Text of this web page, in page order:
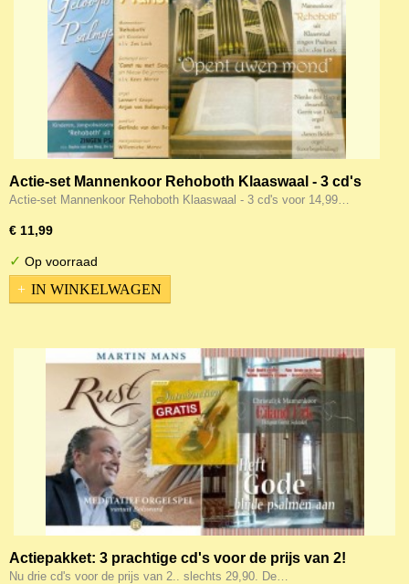
Actie-set Mannenkoor Rehoboth Klaaswaal - 3 cd's
voor 11,99
Actie-set Mannenkoor Rehoboth Klaaswaal - 3 cd's voor 14,99…
€ 11,99
✓ Op voorraad
IN WINKELWAGEN
Actiepakket: 3 prachtige cd's voor de prijs van 2!
Nu drie cd's voor de prijs van 2.. slechts 29,90. De…